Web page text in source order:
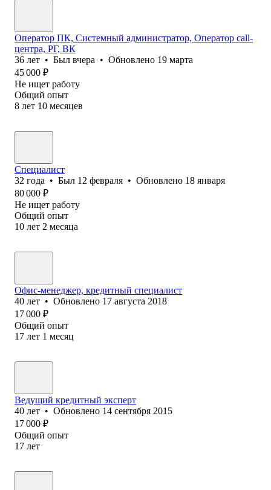
Оператор ПК, Системный администратор, Оператор call-
центра, РГ, ВК
36 лет • Был вчера • Обновлено 19 марта
45 000 ₽
Не ищет работу
Общий опыт
8 лет 10 месяцев
Специалист
32 года • Был 12 февраля • Обновлено 18 января
80 000 ₽
Не ищет работу
Общий опыт
10 лет 2 месяца
Офис-менеджер, кредитный специалист
40 лет • Обновлено 17 августа 2018
17 000 ₽
Общий опыт
17 лет 1 месяц
Ведущий кредитный эксперт
40 лет • Обновлено 14 сентября 2015
17 000 ₽
Общий опыт
17 лет